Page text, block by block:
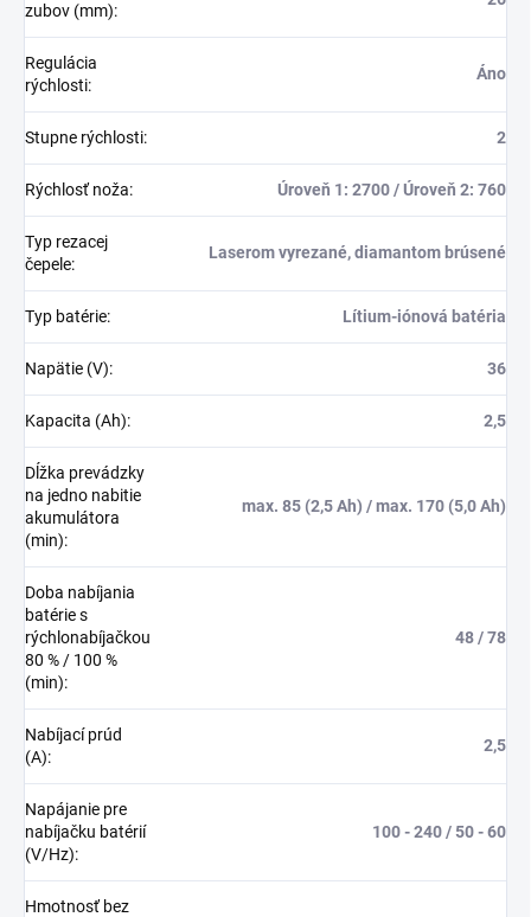
zubov (mm):
Regulácia
rýchlosti:
Áno
Stupne rýchlosti: 2
Rýchlosť noža: Úroveň 1: 2700 / Úroveň 2: 760
Typ rezacej
čepele:
Laserom vyrezané, diamantom brúsené
Typ batérie: Lítium-iónová batéria
Napätie (V): 36
Kapacita (Ah): 2,5
Dĺžka prevádzky
na jedno nabitie
akumulátora
(min):
max. 85 (2,5 Ah) / max. 170 (5,0 Ah)
Doba nabíjania
batérie s
rýchlonabíjačkou
80 % / 100 %
(min):
48 / 78
Nabíjací prúd
(A):
2,5
Napájanie pre
nabíjačku batérií
(V/Hz):
100 - 240 / 50 - 60
Hmotnosť bez